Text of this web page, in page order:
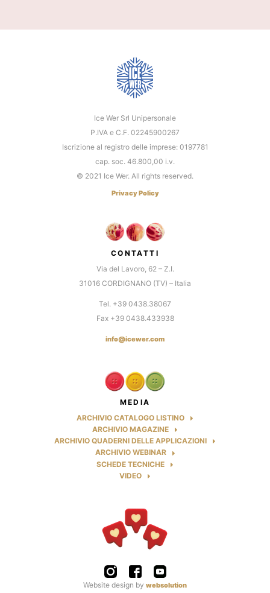
Ice Wer Srl Unipersonale
P.IVA e C.F. 02245900267
Iscrizione al registro delle imprese: 0197781
cap. soc. 46.800,00 i.v.
© 2021 Ice Wer. All rights reserved.
Privacy Policy
CONTATTI
Via del Lavoro, 62 – Z.I.
31016 CORDIGNANO (TV) – Italia
Tel. +39 0438.38067
Fax +39 0438.433938
info@icewer.com
MEDIA
ARCHIVIO CATALOGO LISTINO
ARCHIVIO MAGAZINE
ARCHIVIO QUADERNI DELLE APPLICAZIONI
ARCHIVIO WEBINAR
SCHEDE TECNICHE
VIDEO
Website design by websolution